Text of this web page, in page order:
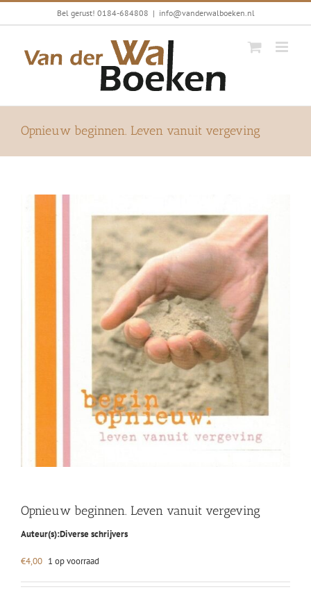
Ga
Bel gerust! 0184-684808 | info@vanderwalboeken.nl
Opnieuw beginnen. Leven vanuit vergeving
Opnieuw beginnen. Leven vanuit vergeving
Auteur(s):Diverse schrijvers
€4,00 1 op voorraad